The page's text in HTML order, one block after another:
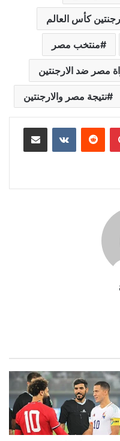
كأس العالم
منتخب مصر
مصر ضد الارجنتين
نتيجة مصر والارجنتين
بينتيريست مشاركة عبر البريد